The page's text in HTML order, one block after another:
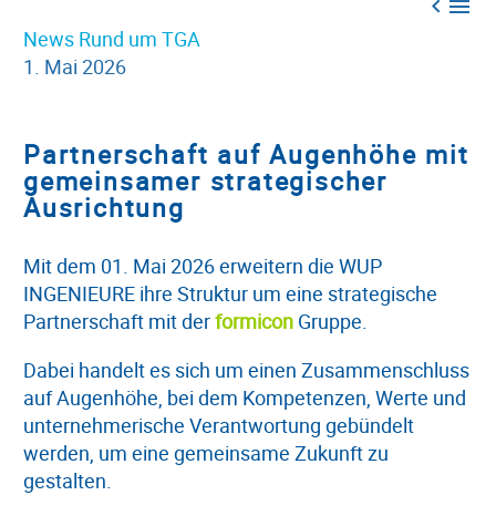
 
News Rund um TGA
1. Mai 2026
Partnerschaft auf Augenhöhe mit
gemeinsamer strategischer
Ausrichtung
Mit dem 01. Mai 2026 erweitern die WUP
INGENIEURE ihre Struktur um eine strategische
Partnerschaft mit derformicon Gruppe.
Dabei handelt es sich um einen Zusammenschluss
auf Augenhöhe, bei dem Kompetenzen, Werte und
unternehmerische Verantwortung gebündelt
werden, um eine gemeinsame Zukunft zu
gestalten.